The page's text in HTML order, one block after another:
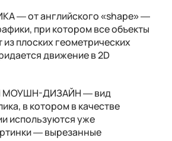
— от английского «shape» —
при котором все объекты
плоских геометрических
движение в 2D
МОУШН-ДИЗАЙН — вид
в котором в качестве
используются уже
— вырезанные